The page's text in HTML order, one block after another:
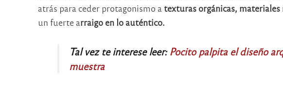
atrás para ceder protagonismo a texturas orgánicas, materiales
un fuerte arraigo en lo auténtico.
Tal vez te interese leer: Pocito palpita el diseño
muestra